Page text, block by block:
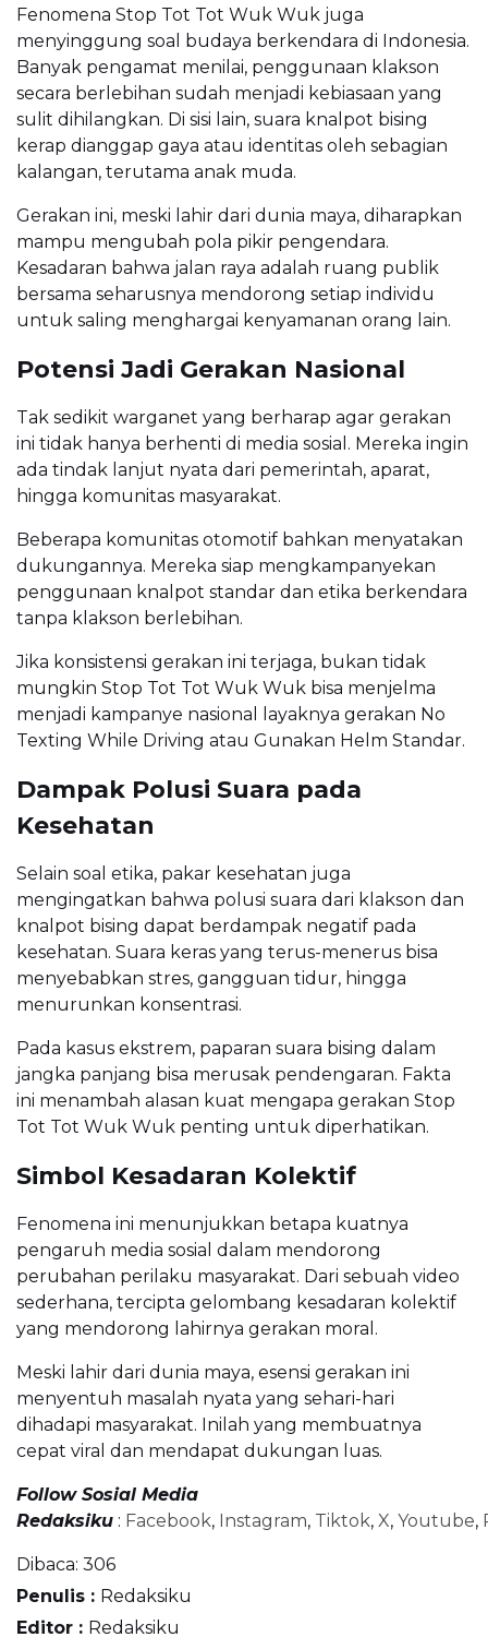
Fenomena Stop Tot Tot Wuk Wuk juga
menyinggung soal budaya berkendara di Indonesia.
Banyak pengamat menilai, penggunaan klakson
secara berlebihan sudah menjadi kebiasaan yang
sulit dihilangkan. Di sisi lain, suara knalpot bising
kerap dianggap gaya atau identitas oleh sebagian
kalangan, terutama anak muda.
Gerakan ini, meski lahir dari dunia maya, diharapkan
mampu mengubah pola pikir pengendara.
Kesadaran bahwa jalan raya adalah ruang publik
bersama seharusnya mendorong setiap individu
untuk saling menghargai kenyamanan orang lain.
Potensi Jadi Gerakan Nasional
Tak sedikit warganet yang berharap agar gerakan
ini tidak hanya berhenti di media sosial. Mereka ingin
ada tindak lanjut nyata dari pemerintah, aparat,
hingga komunitas masyarakat.
Beberapa komunitas otomotif bahkan menyatakan
dukungannya. Mereka siap mengkampanyekan
penggunaan knalpot standar dan etika berkendara
tanpa klakson berlebihan.
Jika konsistensi gerakan ini terjaga, bukan tidak
mungkin Stop Tot Tot Wuk Wuk bisa menjelma
menjadi kampanye nasional layaknya gerakan No
Texting While Driving atau Gunakan Helm Standar.
Dampak Polusi Suara pada
Kesehatan
Selain soal etika, pakar kesehatan juga
mengingatkan bahwa polusi suara dari klakson dan
knalpot bising dapat berdampak negatif pada
kesehatan. Suara keras yang terus-menerus bisa
menyebabkan stres, gangguan tidur, hingga
menurunkan konsentrasi.
Pada kasus ekstrem, paparan suara bising dalam
jangka panjang bisa merusak pendengaran. Fakta
ini menambah alasan kuat mengapa gerakan Stop
Tot Tot Wuk Wuk penting untuk diperhatikan.
Simbol Kesadaran Kolektif
Fenomena ini menunjukkan betapa kuatnya
pengaruh media sosial dalam mendorong
perubahan perilaku masyarakat. Dari sebuah video
sederhana, tercipta gelombang kesadaran kolektif
yang mendorong lahirnya gerakan moral.
Meski lahir dari dunia maya, esensi gerakan ini
menyentuh masalah nyata yang sehari-hari
dihadapi masyarakat. Inilah yang membuatnya
cepat viral dan mendapat dukungan luas.
Follow Sosial Media
Redaksiku : Facebook, Instagram, Tiktok, X, Youtube,
Dibaca: 306
Penulis : Redaksiku
Editor : Redaksiku